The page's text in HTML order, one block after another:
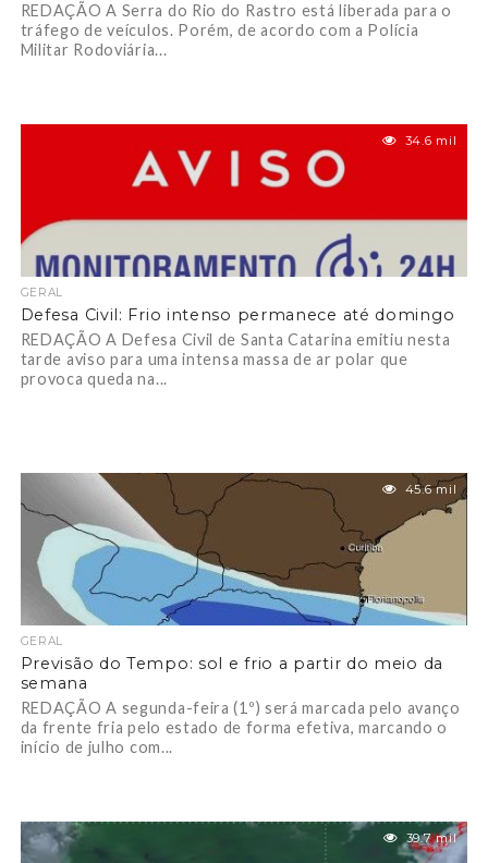
REDAÇÃO A Serra do Rio do Rastro está liberada para o
tráfego de veículos. Porém, de acordo com a Polícia
Militar Rodoviária...
34.6 mil
GERAL
Defesa Civil: Frio intenso permanece até domingo
REDAÇÃO A Defesa Civil de Santa Catarina emitiu nesta
tarde aviso para uma intensa massa de ar polar que
provoca queda na...
45.6 mil
GERAL
Previsão do Tempo: sol e frio a partir do meio da
semana
REDAÇÃO A segunda-feira (1º) será marcada pelo avanço
da frente fria pelo estado de forma efetiva, marcando o
início de julho com...
39.7 mil